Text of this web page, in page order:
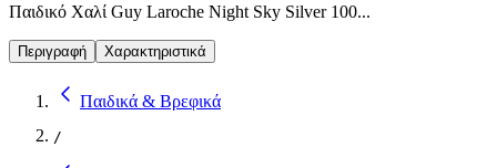
Παιδικό Χαλί Guy Laroche Night Sky Silver 100...
Περιγραφή Χαρακτηριστικά
Παιδικά & Βρεφικά
/